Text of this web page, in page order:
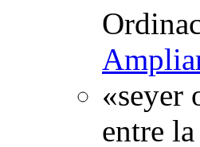
«seyer
entre